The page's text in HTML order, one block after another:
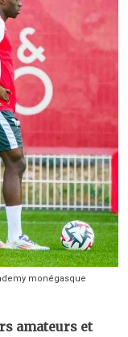
monégasque
amateurs et